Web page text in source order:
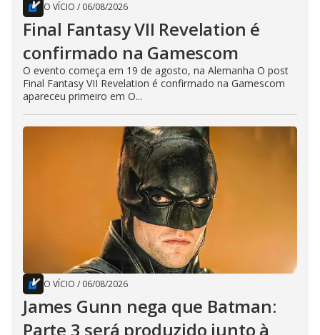
O VÍCIO / 06/08/2026
Final Fantasy VII Revelation é
confirmado na Gamescom
O evento começa em 19 de agosto, na Alemanha O post
Final Fantasy VII Revelation é confirmado na Gamescom
apareceu primeiro em O...
O VÍCIO / 06/08/2026
James Gunn nega que Batman:
Parte 3 será produzido junto à